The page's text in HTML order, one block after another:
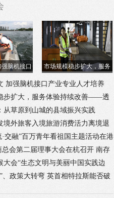
脑机接口
才培
市场规模稳步扩大，服务
体验持续改善—
加强脑机接口产业专业人才培养
步扩大，服务体验持续改善——透
快递业发
从草原到山城的县域振兴实践
境外旅客入境旅游消费活力离境退
”政策
·交融”百万青年看祖国主题活动在港
出
总会第二届理事大会在杭召开 南存
届会长
大会“生态文明与美丽中国实践边
行
、政策大转弯 英首相特拉斯能否破